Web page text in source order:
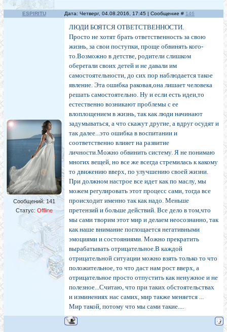
ESPIRITU Дата: Четверг, 04.08.2016, 17:45 | Сообщение # 146
Сообщений:141
Статус: Offline
ЛЮДИ БОЯТСЯ ОТВЕТСТВЕННОСТИ.
Просто не хотят брать ответственность за свою
жизнь, за свои поступки, проще обвинять кого-
то.Возможно в детстве, родители слишком
оберегали своих детей и не давали им
самостоятельности, до сих пор наблюдается такое
явление. Эта ошибка раковая,она лишает человека
решать самостоятельно. Ну и если есть идеи,то
естественно возникают проблемы с ее
влоплощением в жизнь, так как люди начинают
задумываться, а что скажут другие, а вдруг осудят и
так далее...это ошибка в воспитании и
соответственно влияет на развитие
личности.Можно обвинить систему. Я не понимаю
многих вещей, но все же всегда стремилась к какому
то движению вверх, по улучшению своей жизни.
При должном настрое все идет как по маслу, мы
можем регулировать этот процесс сами, тогда все
происходит именно так как надо. Меньше
претензий и больше действий. Все дело в том,что
мы сами творим этот мир и делаем неосознанно, так
как наше внимание поглощается негативными
эмоциями и состояниями. Можно прекратить
вырабатывать отрицательное.В каждой
отрицательной ситуации можно взять только то что
положительное, то что даст нам рост вверх, а
отрицательное просто отпустить как ненужное и не
полезное...Считаю, что при таких обстоятельствах
и изминениях нас самих, мир также меняется ...
Мир такой, потому что мы сами такие....